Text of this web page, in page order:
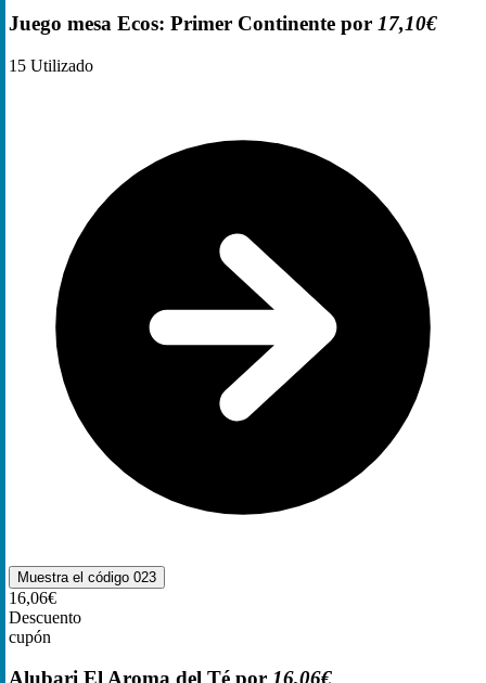
Juego mesa Ecos: Primer Continente por 17,10€
15 Utilizado
Muestra el código 023
16,06€
Descuento
cupón